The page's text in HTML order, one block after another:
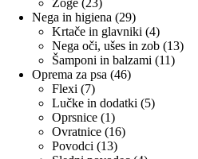
Žoge 23
izdelkov
Nega in higiena 2929
izdelkov
Krtače in glavniki 44
izdelki
Nega oči, ušes in zob 1313
Šamponi in balzami 1111
Oprema za psa 4646
Flexi 77
izdelkov
Lučke in dodatki 55
Oprsnice 11
izdelek
Ovratnice 1616
Povodci 1313